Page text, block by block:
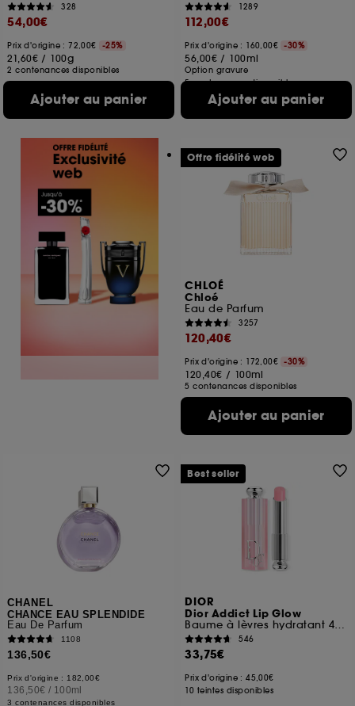
328
54,00€
Prix d'origine : 72,00€ -25%
21,60€ / 100g
2 contenances disponibles
Ajouter au panier
1289
112,00€
Prix d'origine : 160,00€ -30%
56,00€ / 100ml
Option gravure
5 contenances disponibles
Ajouter au panier
CHLOÉ
Chloé
Eau de Parfum
3257
120,40€
Prix d'origine : 172,00€ -30%
120,40€ / 100ml
5 contenances disponibles
Ajouter au panier
Offre fidélité web
CHANEL
CHANCE EAU SPLENDIDE
Eau De Parfum
1108
136,50€
Prix d'origine : 182,00€
136,50€ / 100ml
3 contenances disponibles
DIOR
Dior Addict Lip Glow
Baume à lèvres hydratant 48 h, couleur activée par le pH
546
33,75€
Prix d'origine : 45,00€
10 teintes disponibles
Best seller